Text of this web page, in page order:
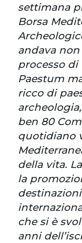
settimana
Borsa
andava
processo di
Paestum
ricco di
ben 80
quotidiano
della vita.
la
che si è
anni